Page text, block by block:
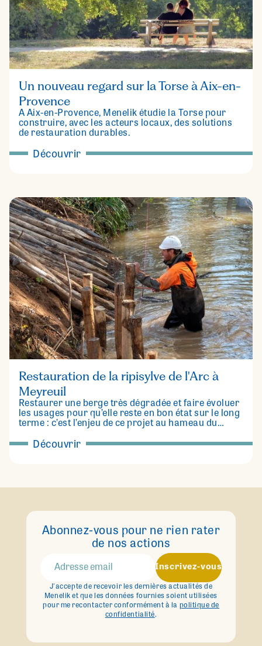
Un nouveau regard sur la Torse à Aix-en-
Provence
À Aix-en-Provence, Menelik étudie la Torse pour
construire, avec les acteurs locaux, des solutions
de restauration durables.
Découvrir
Restauration de la ripisylve de l'Arc à
Meyreuil
Restaurer une berge très dégradée et faire évoluer
les usages pour qu’elle reste en bon état sur le long
terme : c’est l’enjeu de ce projet au hameau du
Découvrir
Abonnez-vous pour ne rien rater
de nos actions
Inscrivez-vous
J'accepte de recevoir les dernières actualités de
Menelik et que les données fournies soient utilisées
pour me recontacter conformément à la politique de
confidentialité.